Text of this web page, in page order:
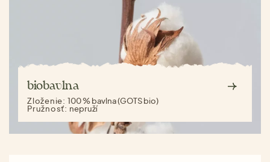
biobavlna
Zloženie: 100 % bavlna (GOTS bio)
Pružnosť: nepruží